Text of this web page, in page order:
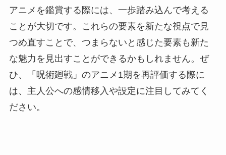
アニメを鑑賞する際には、一歩踏み込んで考える
ことが大切です。これらの要素を新たな視点で見
つめ直すことで、つまらないと感じた要素も新た
な魅力を見出すことができるかもしれません。ぜ
ひ、「呪術廻戦」のアニメ1期を再評価する際に
は、主人公への感情移入や設定に注目してみてく
ださい。